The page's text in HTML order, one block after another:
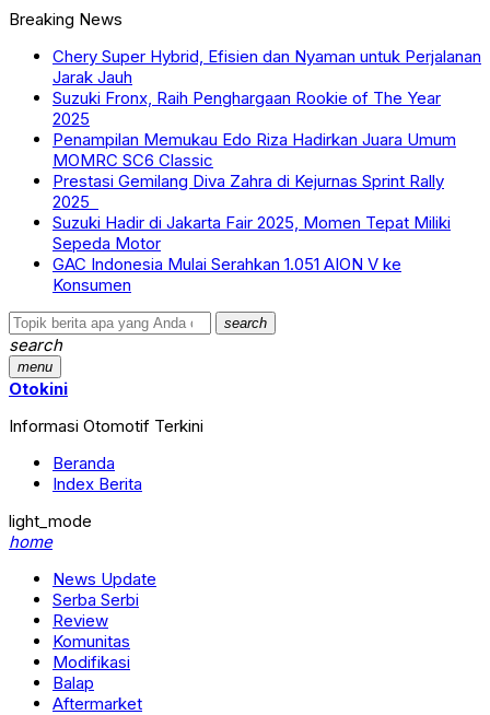
Breaking News
Chery Super Hybrid, Efisien dan Nyaman untuk Perjalanan
Jarak Jauh
Suzuki Fronx, Raih Penghargaan Rookie of The Year
2025
Penampilan Memukau Edo Riza Hadirkan Juara Umum
MOMRC SC6 Classic
Prestasi Gemilang Diva Zahra di Kejurnas Sprint Rally
2025
Suzuki Hadir di Jakarta Fair 2025, Momen Tepat Miliki
Sepeda Motor
GAC Indonesia Mulai Serahkan 1.051 AION V ke
Konsumen
search
search
menu
Otokini
Informasi Otomotif Terkini
Beranda
Index Berita
light_mode
home
News Update
Serba Serbi
Review
Komunitas
Modifikasi
Balap
Aftermarket